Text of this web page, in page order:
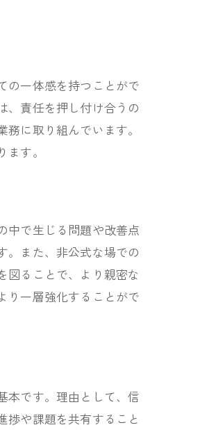
の一体感を持つことがで
、責任を押し付け合うの
に取り組んでいます。
す。
中で生じる問題や改善点
。また、非公式な場での
図ることで、より親密な
り一層強化することがで
本です。理由として、信
捗や課題を共有すること